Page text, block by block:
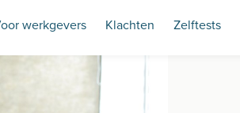
werkgevers Klachten Zelftests